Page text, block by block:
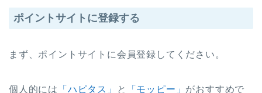
ポイントサイトに登録する
まず、ポイントサイトに会員登録してください。
個人的には 「ハピタス」 と 「モッピー」 がおすすめで